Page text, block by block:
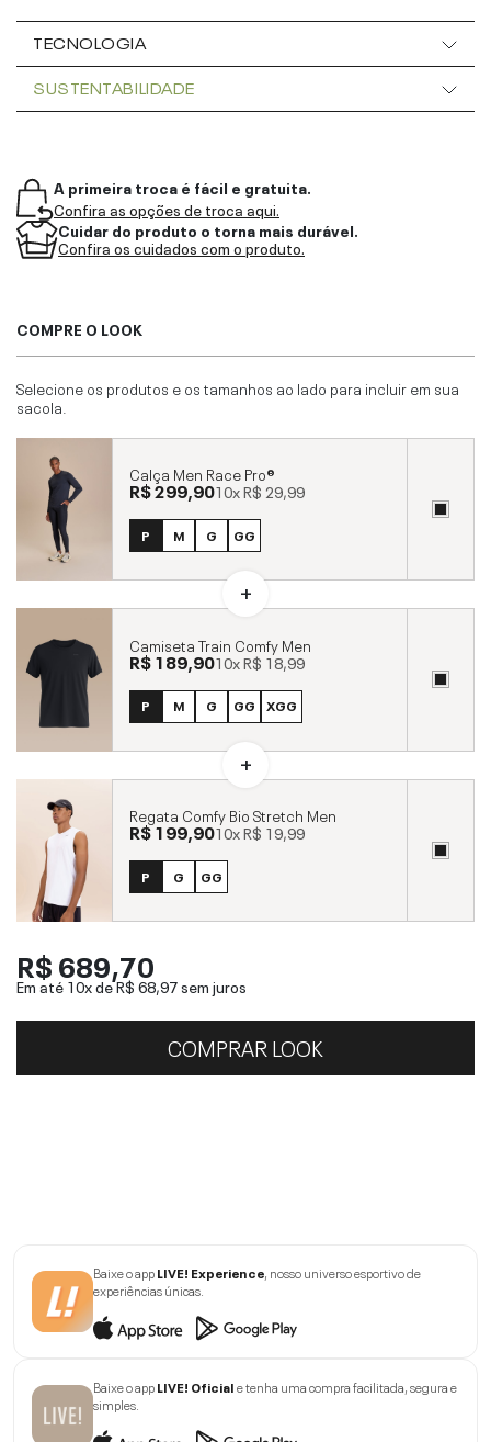
TECNOLOGIA
SUSTENTABILIDADE
A primeira troca é fácil e gratuita.
Confira as opções de troca aqui.
Cuidar do produto o torna mais durável.
Confira os cuidados com o produto.
COMPRE O LOOK
Selecione os produtos e os tamanhos ao lado para incluir em sua
sacola.
Calça Men Race Pro®
R$ 299,9010xR$ 29,99
P M G GG
Camiseta Train Comfy Men
R$ 189,9010xR$ 18,99
P M G GG XGG
Regata Comfy Bio Stretch Men
R$ 199,9010xR$ 19,99
P G GG
R$ 689,70
Em até 10x deR$ 68,97sem juros
COMPRAR LOOK
Baixe o appLIVE! Experience, nosso universo esportivo de
experiências únicas.
Baixe o appLIVE! Oficiale tenha uma compra facilitada, segura e
simples.